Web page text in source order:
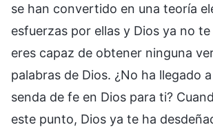
se han convertido en una teoría
esfuerzas por ellas y Dios ya no
eres capaz de obtener ninguna
palabras de Dios. ¿No ha llegado
senda de fe en Dios para ti?
este punto, Dios ya te ha